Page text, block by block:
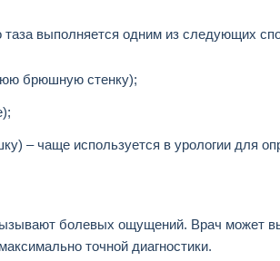
таза выполняется одним из следующих
брюшную стенку);
– чаще используется в урологии для
болевых ощущений. Врач может
точной диагностики.